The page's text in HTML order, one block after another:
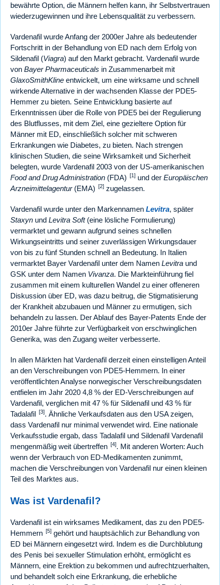
bewährte Option, die Männern helfen kann, ihr Selbstvertrauen
wiederzugewinnen und ihre Lebensqualität zu verbessern.
Vardenafil wurde Anfang der 2000er Jahre als bedeutender
Fortschritt in der Behandlung von ED nach dem Erfolg von
Sildenafil (Viagra) auf den Markt gebracht. Vardenafil wurde
von Bayer Pharmaceuticals in Zusammenarbeit mit
GlaxoSmithKline entwickelt, um eine wirksame und schnell
wirkende Alternative in der wachsenden Klasse der PDE5-
Hemmer zu bieten. Seine Entwicklung basierte auf
Erkenntnissen über die Rolle von PDE5 bei der Regulierung
des Blutflusses, mit dem Ziel, eine gezieltere Option für
Männer mit ED, einschließlich solcher mit schweren
Erkrankungen wie Diabetes, zu bieten. Nach strengen
klinischen Studien, die seine Wirksamkeit und Sicherheit
belegten, wurde Vardenafil 2003 von der US-amerikanischen
Food and Drug Administration (FDA) [1] und der Europäischen
Arzneimittelagentur(EMA) [2] zugelassen.
Vardenafil wurde unter den Markennamen Levitra, später
Staxyn und Levitra Soft(eine lösliche Formulierung)
vermarktet und gewann aufgrund seines schnellen
Wirkungseintritts und seiner zuverlässigen Wirkungsdauer
von bis zu fünf Stunden schnell an Bedeutung. In Italien
vermarktet Bayer Vardenafil unter dem Namen Levitra und
GSK unter dem Namen Vivanza. Die Markteinführung fiel
zusammen mit einem kulturellen Wandel zu einer offeneren
Diskussion über ED, was dazu beitrug, die Stigmatisierung
der Krankheit abzubauen und Männer zu ermutigen, sich
behandeln zu lassen. Der Ablauf des Bayer-Patents Ende der
2010er Jahre führte zur Verfügbarkeit von erschwinglichen
Generika, was den Zugang weiter verbesserte.
In allen Märkten hat Vardenafil derzeit einen einstelligen Anteil
an den Verschreibungen von PDE5-Hemmern. In einer
veröffentlichten Analyse norwegischer Verschreibungsdaten
entfielen im Jahr 2020 4,8 % der ED-Verschreibungen auf
Vardenafil, verglichen mit 47 % für Sildenafil und 43 % für
Tadalafil [3]. Ähnliche Verkaufsdaten aus den USA zeigen,
dass Vardenafil nur minimal verwendet wird. Eine nationale
Verkaufsstudie ergab, dass Tadalafil und Sildenafil Vardenafil
mengenmäßig weit übertreffen [4]. Mit anderen Worten: Auch
wenn der Verbrauch von ED-Medikamenten zunimmt,
machen die Verschreibungen von Vardenafil nur einen kleinen
Teil des Marktes aus.
Was ist Vardenafil?
Vardenafil ist ein wirksames Medikament, das zu den PDE5-
Hemmern [5] gehört und hauptsächlich zur Behandlung von
ED bei Männern eingesetzt wird. Indem es die Durchblutung
des Penis bei sexueller Stimulation erhöht, ermöglicht es
Männern, eine Erektion zu bekommen und aufrechtzuerhalten,
und behandelt solch eine Erkrankung, die erhebliche